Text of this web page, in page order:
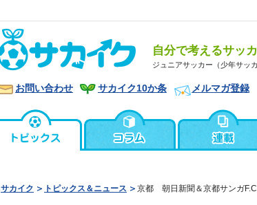
自分で考えるサッ
ジュニアサッカー（少年サッ
お問い合わせ サカイク10か条 メルマガ登録
サカイク トピックス＆ニュース 京都 朝日新聞＆京都サンガ